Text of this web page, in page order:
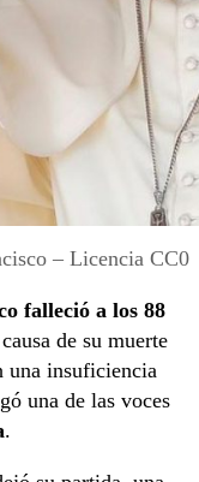
– Licencia CC0
falleció a los 88
de su muerte
una insuficiencia
una de las voces
.